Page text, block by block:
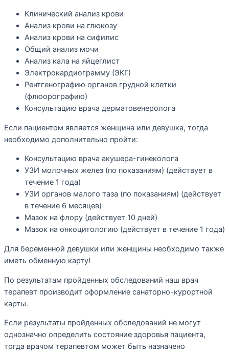
Клинический анализ крови
Анализ крови на глюкозу
Анализ крови на сифилис
Общий анализ мочи
Анализ кала на яйцеглист
Электрокардиограмму (ЭКГ)
Рентгенографию органов грудной клетки
(флюорографию)
Консультацию врача дерматовенеролога
Если пациентом является женщина или девушка, тогда
необходимо дополнительно пройти:
Консультацию врача акушера-гинеколога
УЗИ молочных желез (по показаниям) (действует в
течение 1 года)
УЗИ органов малого таза (по показаниям) (действует
в течение 6 месяцев)
Мазок на флору (действует 10 дней)
Мазок на онкоцитологию (действует в течение 1 года)
Для беременной девушки или женщины необходимо также
иметь обменную карту!
По результатам пройденных обследований наш врач
терапевт производит оформление санаторно-курортной
карты.
Если результаты пройденных обследований не могут
однозначно определить состояние здоровья пациента,
тогда врачом терапевтом может быть назначено